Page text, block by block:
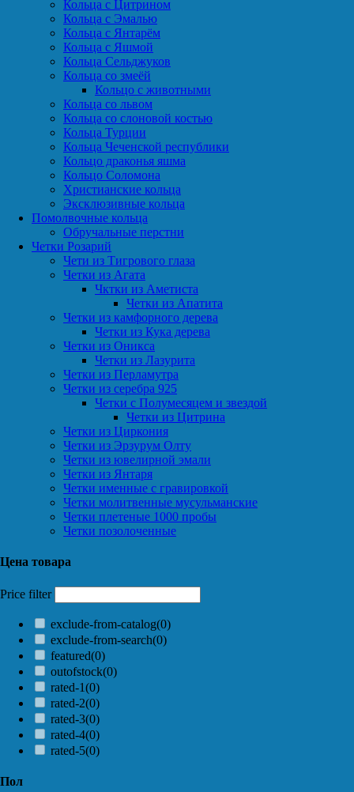
Кольца с Цитрином
Кольца с Эмалью
Кольца с Янтарём
Кольца с Яшмой
Кольца Сельджуков
Кольца со змеёй
Кольцо с животными
Кольца со львом
Кольца со слоновой костью
Кольца Турции
Кольца Чеченской республики
Кольцо драконья яшма
Кольцо Соломона
Христианские кольца
Эксклюзивные кольца
Помолвочные кольца
Обручальные перстни
Четки Розарий
Чети из Тигрового глаза
Четки из Агата
Чктки из Аметиста
Четки из Апатита
Четки из камфорного дерева
Четки из Кука дерева
Четки из Оникса
Четки из Лазурита
Четки из Перламутра
Четки из серебра 925
Четки с Полумесяцем и звездой
Четки из Цитрина
Четки из Циркония
Четки из Эрзурум Олту
Четки из ювелирной эмали
Четки из Янтаря
Четки именные с гравировкой
Четки молитвенные мусульманские
Четки плетеные 1000 пробы
Четки позолоченные
Цена товара
Price filter
exclude-from-catalog(0)
exclude-from-search(0)
featured(0)
outofstock(0)
rated-1(0)
rated-2(0)
rated-3(0)
rated-4(0)
rated-5(0)
Пол